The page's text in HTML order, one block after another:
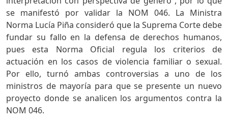
se manifestó por validar la NOM 046. La Ministra
Norma Lucía Piña consideró que la Suprema Corte debe
fundar su fallo en la defensa de derechos humanos,
pues esta Norma Oficial regula los criterios de
actuación en los casos de violencia familiar o sexual.
Por ello, turnó ambas controversias a uno de los
ministros de mayoría para que se presente un nuevo
proyecto donde se analicen los argumentos contra la
NOM 046.